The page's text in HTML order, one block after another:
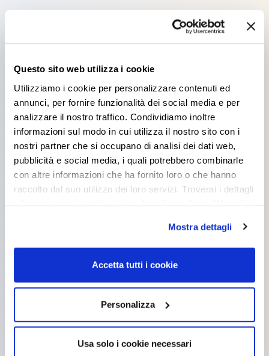
Questo sito web utilizza i cookie
Utilizziamo i cookie per personalizzare contenuti ed
annunci, per fornire funzionalità dei social media e per
analizzare il nostro traffico. Condividiamo inoltre
informazioni sul modo in cui utilizza il nostro sito con i
nostri partner che si occupano di analisi dei dati web,
pubblicità e social media, i quali potrebbero combinarle
con altre informazioni che ha fornito loro o che hanno
raccolto dal suo utilizzo dei loro servizi. Troverai i dettagli
cookie accettare. Per ulteriori informazioni consulta
lacookie policy.
Mostra dettagli
Accetta tutti i cookie
Personalizza
Usa solo i cookie necessari
interested in
BIOSISTEM AM
1000X
BIOSISTEM THERM
BIOSISTEM PURE
A+